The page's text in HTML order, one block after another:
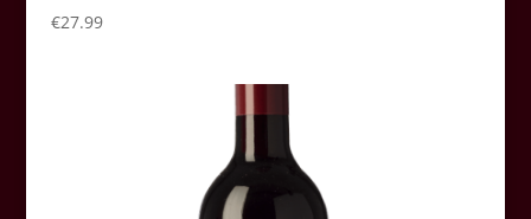
€27.99